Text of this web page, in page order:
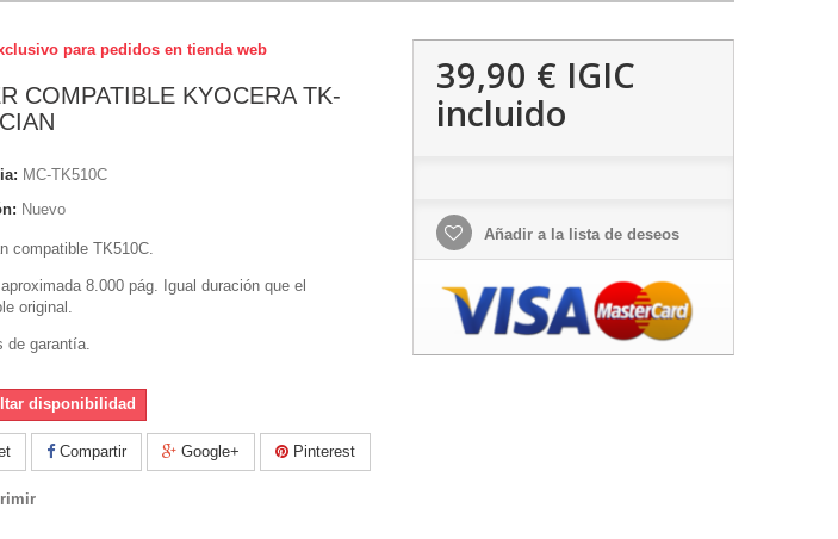
para pedidos en tienda web
COMPATIBLE KYOCERA TK-
MC-TK510C
Nuevo
compatible TK510C.
8.000 pág. Igual duración que el
original.
de garantía.
disponibilidad
Compartir Google+ Pinterest
39,90 € IGIC
incluido
Añadir a la lista de deseos